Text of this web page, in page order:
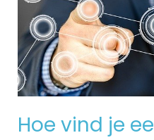
Hoe vind je